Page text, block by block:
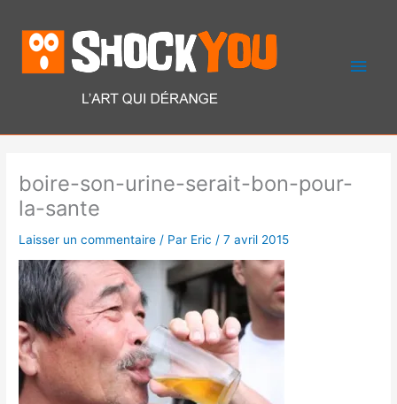
contenu
boire-son-urine-serait-bon-pour-
la-sante
Laisser un commentaire / Par Eric /7 avril 2015